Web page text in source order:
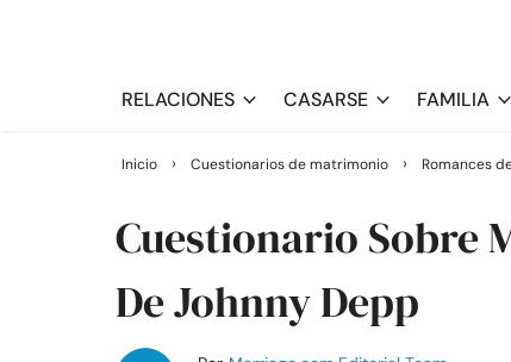
RELACIONES CASARSE FAMILIA
Inicio › Cuestionarios de matrimonio › Romances
Cuestionario Sobre
De Johnny Depp